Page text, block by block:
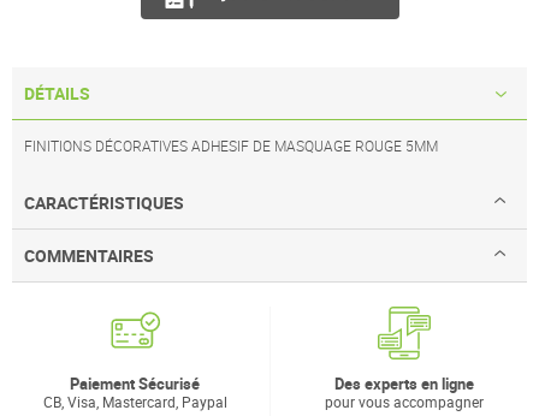
DÉTAILS
FINITIONS DÉCORATIVES ADHESIF DE MASQUAGE ROUGE 5MM
CARACTÉRISTIQUES
COMMENTAIRES
Paiement Sécurisé
CB, Visa, Mastercard, Paypal
Des experts en ligne
pour vous accompagner